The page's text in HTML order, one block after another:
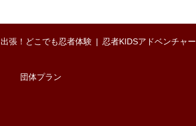
出張！どこでも忍者体験
団体プラン
忍者KIDSアドベンチャー